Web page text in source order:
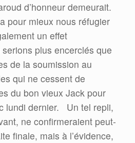
d’honneur demeurait.
pour mieux nous réfugier
un effet
serions plus encerclés que
de la soumission au
qui ne cessent de
du bon vieux Jack pour
lundi dernier.
Un tel repli,
ne confirmeraient peut-
finale, mais à l’évidence,